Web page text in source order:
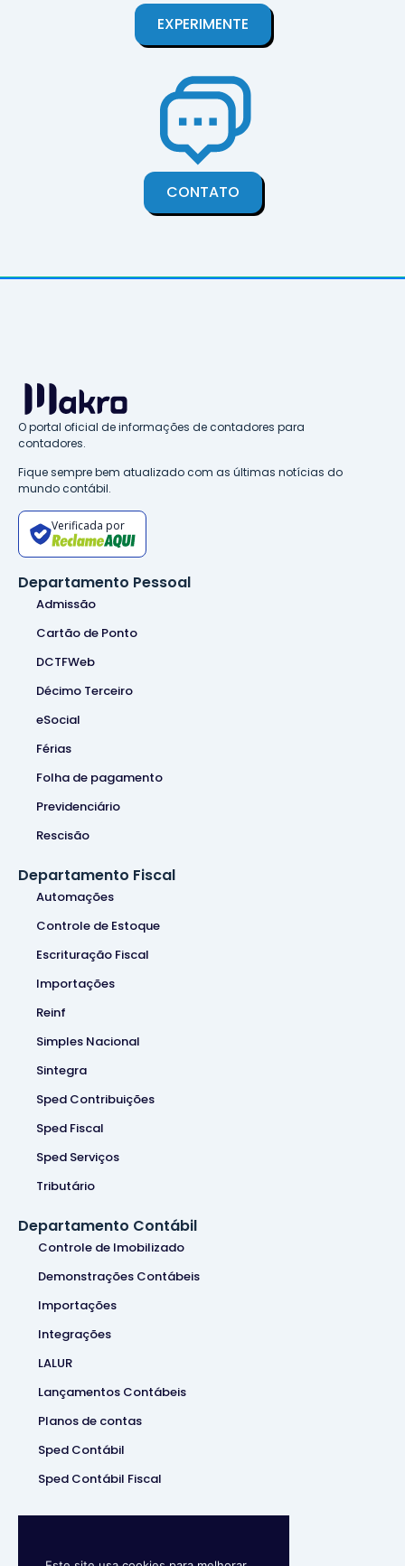
EXPERIMENTE
CONTATO
O portal oficial de informações de contadores para
contadores.
Fique sempre bem atualizado com as últimas notícias do
mundo contábil.
Verificada por
Departamento Pessoal
Admissão
Cartão de Ponto
DCTFWeb
Décimo Terceiro
eSocial
Férias
Folha de pagamento
Previdenciário
Rescisão
Departamento Fiscal
Automações
Controle de Estoque
Escrituração Fiscal
Importações
Reinf
Simples Nacional
Sintegra
Sped Contribuições
Sped Fiscal
Sped Serviços
Tributário
Departamento Contábil
Controle de Imobilizado
Demonstrações Contábeis
Importações
Integrações
LALUR
Lançamentos Contábeis
Planos de contas
Sped Contábil
Sped Contábil Fiscal